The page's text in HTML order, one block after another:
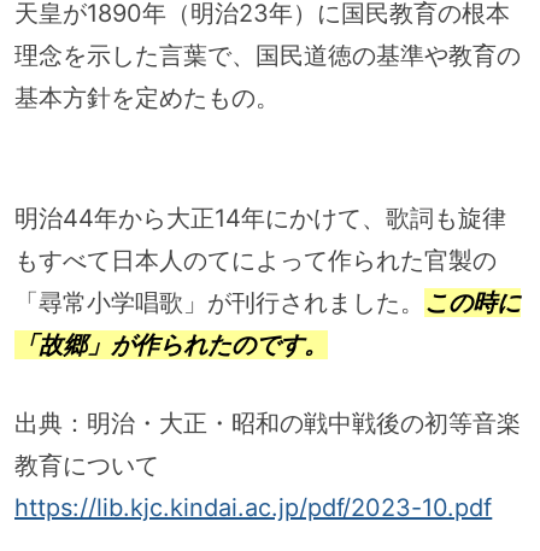
天皇が1890年（明治23年）に国民教育の根本
理念を示した言葉で、国民道徳の基準や教育の
基本方針を定めたもの。
明治44年から大正14年にかけて、歌詞も旋律
もすべて日本人のてによって作られた官製の
「尋常小学唱歌」が刊行されました。 この時に
「故郷」が作られたのです。
出典：明治・大正・昭和の戦中戦後の初等音楽
教育について
https://lib.kjc.kindai.ac.jp/pdf/2023-10.pdf